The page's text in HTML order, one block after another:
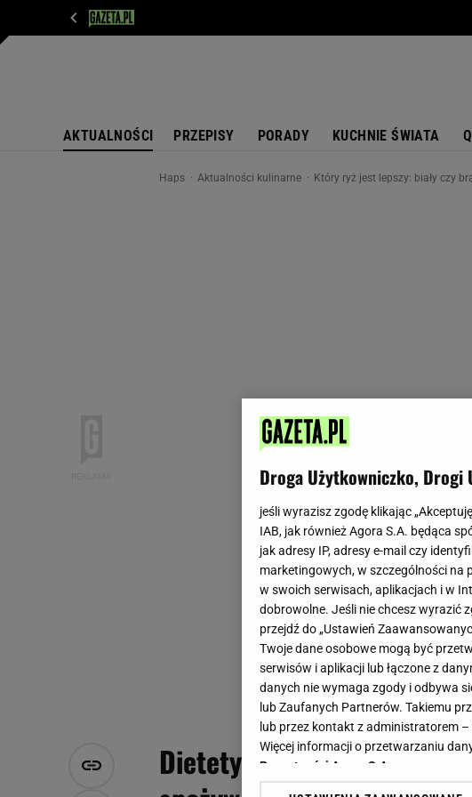
AKTUALNOŚCI PRZEPISY PORADY KUCHNIE ŚWIATA
Haps Aktualności kulinarne Który ryż jest lepszy: biały czy
Dietetycy wskazują, który
Droga Użytkowniczko, Drogi
jeśli wyrazisz zgodę klikając
IAB, jak również Agora S.A. będąca
jak adresy IP, adresy e-mail czy
marketingowych, w szczególności na
w swoich serwisach, aplikacjach i w
dobrowolne. Jeśli nie chcesz wyrazić
przejdź do „Ustawień
Twoje dane osobowe mogą być
serwisów i aplikacji lub łączone z
danych nie wymaga zgody i odbywa
lub Zaufanych Partnerów. Takiemu
lub przez kontakt z administratorem
Więcej informacji o przetwarzaniu
Prywatności Agora S.A.